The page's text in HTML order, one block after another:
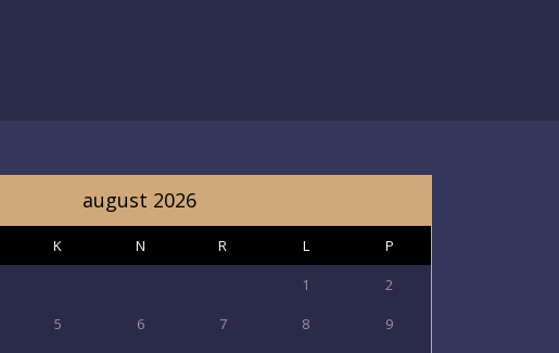
august 2026
K N R L
P
1
2
5 6 7 8 9